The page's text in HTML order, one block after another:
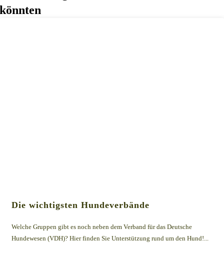
könnten
Die wichtigsten Hundeverbände
Welche Gruppen gibt es noch neben dem Verband für das Deutsche
Hundewesen (VDH)? Hier finden Sie Unterstützung rund um den Hund!...